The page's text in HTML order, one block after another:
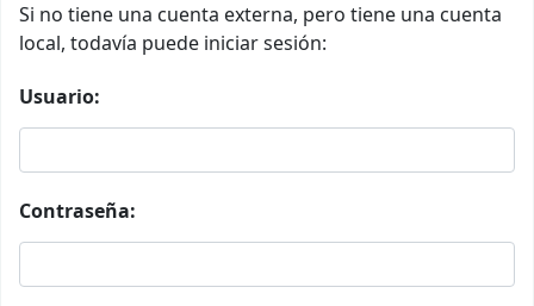
Si no tiene una cuenta externa, pero tiene una cuenta
local, todavía puede iniciar sesión:
Usuario:
Contraseña: